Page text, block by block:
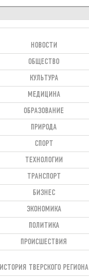
НОВОСТИ
ОБЩЕСТВО
КУЛЬТУРА
МЕДИЦИНА
ОБРАЗОВАНИЕ
ПРИРОДА
СПОРТ
ТЕХНОЛОГИИ
ТРАНСПОРТ
БИЗНЕС
ЭКОНОМИКА
ПОЛИТИКА
ПРОИСШЕСТВИЯ
ИСТОРИЯ ТВЕРСКОГО РЕГИОНА